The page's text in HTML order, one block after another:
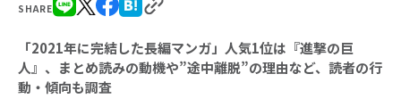
SHARE
「2021年に完結した長編マンガ」人気1位は『進撃の巨
人』、まとめ読みの動機や”途中離脱”の理由など、読者の行
動・傾向も調査